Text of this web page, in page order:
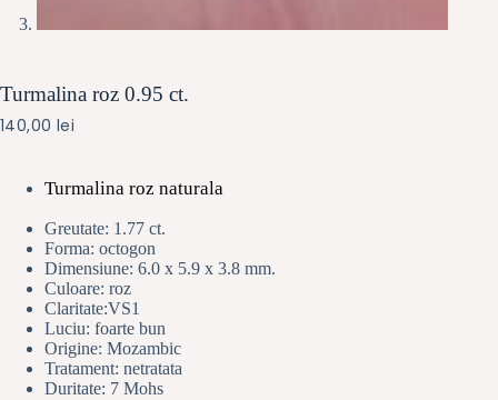
Turmalina roz 0.95 ct.
140,00 lei
Turmalina roz naturala
Greutate: 1.77 ct.
Forma: octogon
Dimensiune: 6.0 x 5.9 x 3.8 mm.
Culoare: roz
Claritate:VS1
Luciu: foarte bun
Origine: Mozambic
Tratament: netratata
Duritate: 7 Mohs